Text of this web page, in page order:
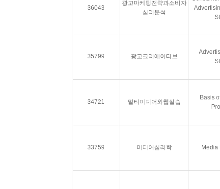
36043
광고마케팅전략과소비자
심리분석
35799 광고크리에이티브
34721 멀티미디어와웹실습
Basis
33759 미디어심리학 Media